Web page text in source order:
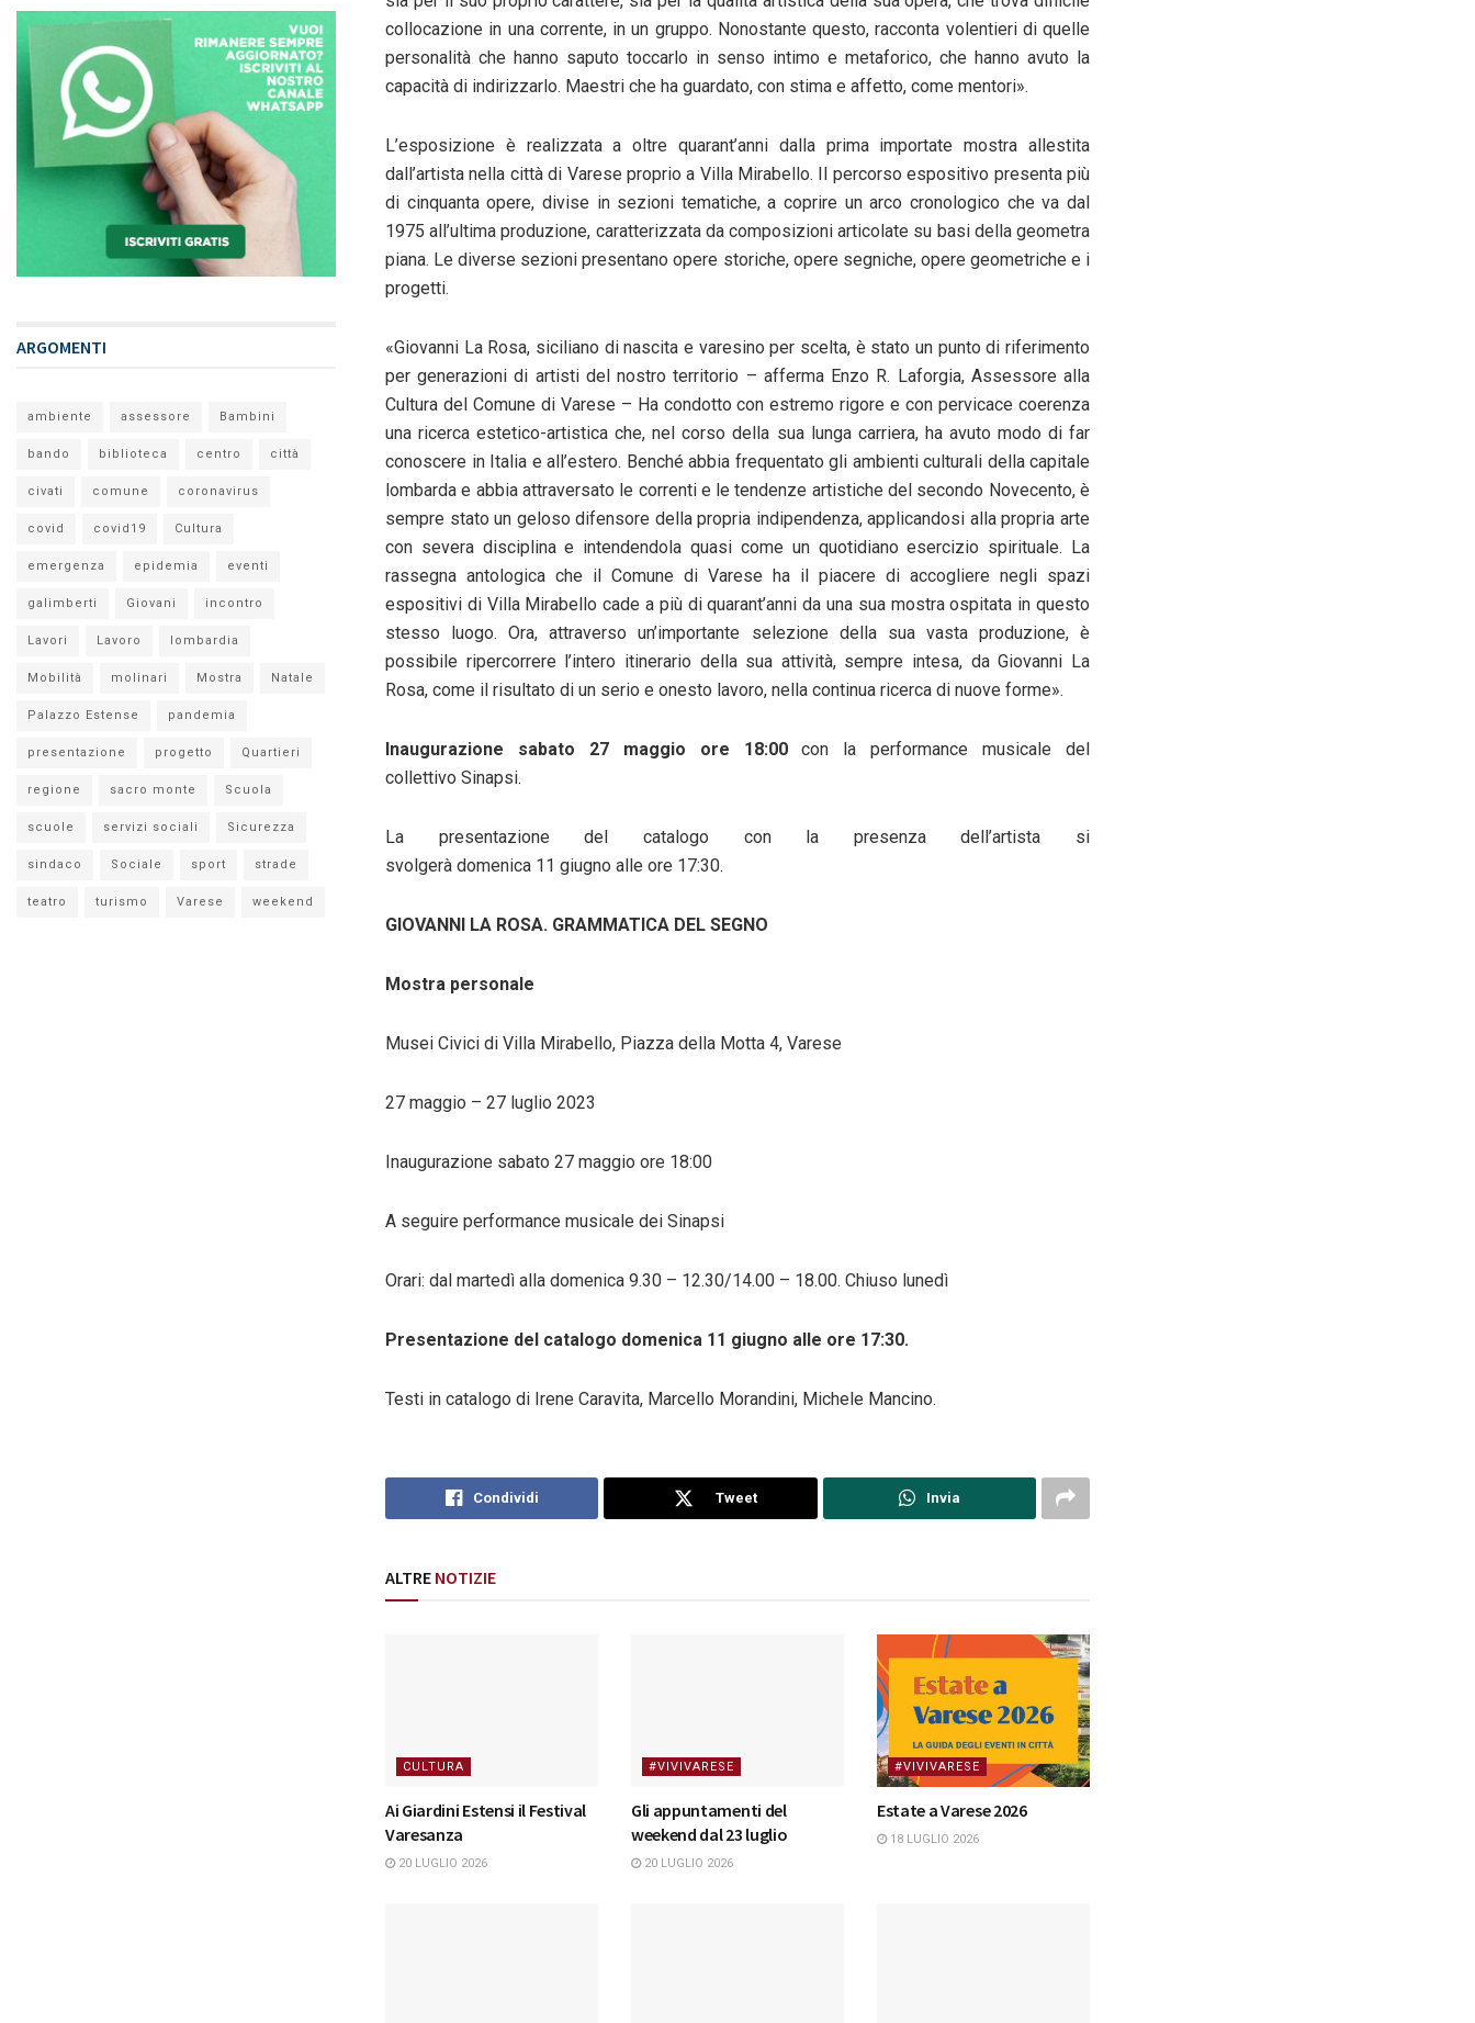
collocazione in una corrente, in un gruppo. Nonostante questo, racconta volentieri di quelle
personalità che hanno saputo toccarlo in senso intimo e metaforico, che hanno avuto la
capacità di indirizzarlo. Maestri che ha guardato, con stima e affetto, come mentori».
L’esposizione è realizzata a oltre quarant’anni dalla prima importate mostra allestita
dall’artista nella città di Varese proprio a Villa Mirabello. Il percorso espositivo presenta più
di cinquanta opere, divise in sezioni tematiche, a coprire un arco cronologico che va dal
1975 all’ultima produzione, caratterizzata da composizioni articolate su basi della geometra
piana. Le diverse sezioni presentano opere storiche, opere segniche, opere geometriche e i
progetti.
«Giovanni La Rosa, siciliano di nascita e varesino per scelta, è stato un punto di riferimento
per generazioni di artisti del nostro territorio – afferma Enzo R. Laforgia, Assessore alla
Cultura del Comune di Varese – Ha condotto con estremo rigore e con pervicace coerenza
una ricerca estetico-artistica che, nel corso della sua lunga carriera, ha avuto modo di far
conoscere in Italia e all’estero. Benché abbia frequentato gli ambienti culturali della capitale
lombarda e abbia attraversato le correnti e le tendenze artistiche del secondo Novecento, è
sempre stato un geloso difensore della propria indipendenza, applicandosi alla propria arte
con severa disciplina e intendendola quasi come un quotidiano esercizio spirituale. La
rassegna antologica che il Comune di Varese ha il piacere di accogliere negli spazi
espositivi di Villa Mirabello cade a più di quarant’anni da una sua mostra ospitata in questo
stesso luogo. Ora, attraverso un’importante selezione della sua vasta produzione, è
possibile ripercorrere l’intero itinerario della sua attività, sempre intesa, da Giovanni La
Rosa, come il risultato di un serio e onesto lavoro, nella continua ricerca di nuove forme».
Inaugurazione sabato 27 maggio ore 18:00con la performance musicaledel
collettivo Sinapsi.
La presentazione del catalogo con la presenza dell’artista si
svolgerà domenica 11 giugno alle ore 17:30.
GIOVANNI LA ROSA. GRAMMATICA DEL SEGNO
Mostra personale
Musei Civici di Villa Mirabello, Piazza della Motta 4, Varese
27 maggio – 27 luglio 2023
Inaugurazione sabato 27 maggio ore 18:00
A seguire performance musicale dei Sinapsi
Orari: dal martedì alla domenica 9.30 – 12.30/14.00 – 18.00. Chiuso lunedì
Presentazione del catalogo domenica 11 giugno alle ore 17:30.
Testi in catalogo di Irene Caravita, Marcello Morandini, Michele Mancino.
Condividi Tweet Invia
ALTRE NOTIZIE
CULTURA
Ai Giardini Estensi il Festival
Varesanza
20 LUGLIO 2026
#VIVIVARESE
Gli appuntamenti del
weekend dal 23 luglio
20 LUGLIO 2026
#VIVIVARESE
Estate a Varese 2026
18 LUGLIO 2026
ARGOMENTI
ambiente assessore Bambini
bando biblioteca centro città
civati comune coronavirus
covid covid19 Cultura
emergenza epidemia eventi
galimberti Giovani incontro
Lavori Lavoro lombardia
Mobilità molinari Mostra Natale
Palazzo Estense pandemia
presentazione progetto Quartieri
regione sacro monte Scuola
scuole servizi sociali Sicurezza
sindaco Sociale sport strade
teatro turismo Varese weekend